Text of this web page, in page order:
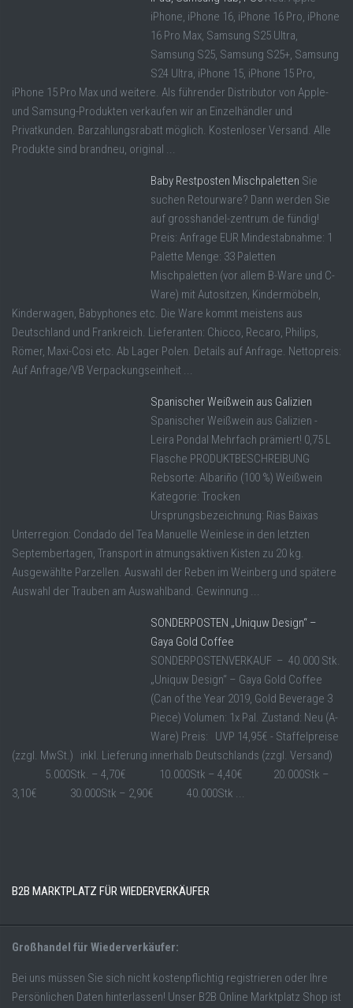
iPhone, iPhone 16, iPhone 16 Pro, iPhone
16 Pro Max, Samsung S25 Ultra,
Samsung S25, Samsung S25+, Samsung
S24 Ultra, iPhone 15, iPhone 15 Pro,
iPhone 15 Pro Max und weitere. Als führender Distributor von Apple-
und Samsung-Produkten verkaufen wir an Einzelhändler und
Privatkunden. Barzahlungsrabatt möglich. Kostenloser Versand. Alle
Produkte sind brandneu, original ...
Baby Restposten Mischpaletten Sie
suchen Retourware? Dann werden Sie
auf grosshandel-zentrum.de fündig!
Preis: Anfrage EUR Mindestabnahme: 1
Palette Menge: 33 Paletten
Mischpaletten (vor allem B-Ware und C-
Ware) mit Autositzen, Kindermöbeln,
Kinderwagen, Babyphones etc. Die Ware kommt meistens aus
Deutschland und Frankreich. Lieferanten: Chicco, Recaro, Philips,
Römer, Maxi-Cosi etc. Ab Lager Polen. Details auf Anfrage. Nettopreis:
Auf Anfrage/VB Verpackungseinheit ...
Spanischer Weißwein aus Galizien
Spanischer Weißwein aus Galizien -
Leira Pondal Mehrfach prämiert! 0,75 L
Flasche PRODUKTBESCHREIBUNG
Rebsorte: Albariño (100 %) Weißwein
Kategorie: Trocken
Ursprungsbezeichnung: Rias Baixas
Unterregion: Condado del Tea Manuelle Weinlese in den letzten
Septembertagen, Transport in atmungsaktiven Kisten zu 20 kg.
Ausgewählte Parzellen. Auswahl der Reben im Weinberg und spätere
Auswahl der Trauben am Auswahlband. Gewinnung ...
SONDERPOSTEN „Uniquw Design“ –
Gaya Gold Coffee
SONDERPOSTENVERKAUF – 40.000 Stk.
„Uniquw Design“ – Gaya Gold Coffee
(Can of the Year 2019, Gold Beverage 3
Piece) Volumen: 1x Pal. Zustand: Neu (A-
Ware) Preis: UVP 14,95€ - Staffelpreise
(zzgl. MwSt.) inkl. Lieferung innerhalb Deutschlands (zzgl. Versand)
5.000Stk. – 4,70€ 10.000Stk – 4,40€ 20.000Stk –
3,10€ 30.000Stk – 2,90€ 40.000Stk ...
B2B MARKTPLATZ FÜR WIEDERVERKÄUFER
Großhandel für Wiederverkäufer:
Bei uns müssen Sie sich nicht kostenpflichtig registrieren oder Ihre
Persönlichen Daten hinterlassen! Unser B2B Online Marktplatz Shop ist